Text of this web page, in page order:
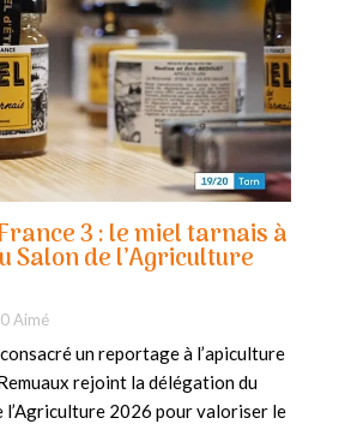
3 : le miel tarnais à
Salon de l’Agriculture
0Aimé
un reportage à l’apiculture
rejoint la délégation du
l’Agriculture 2026 pour valoriser le